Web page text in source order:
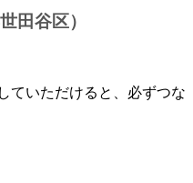
田谷区）
ていただけると、必ずつな